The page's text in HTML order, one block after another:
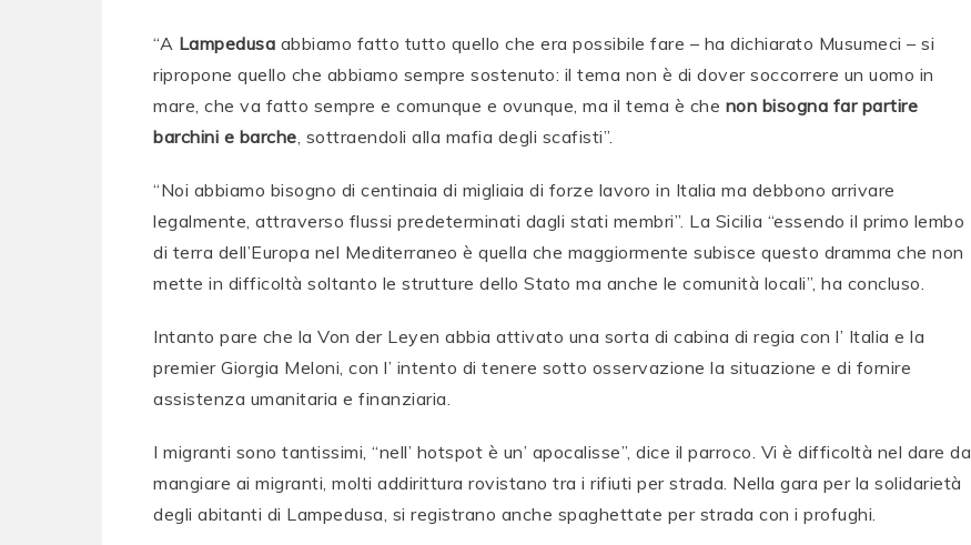
“A Lampedusa abbiamo fatto tutto quello che era possibile fare – ha dichiarato Musumeci – si
ripropone quello che abbiamo sempre sostenuto: il tema non è di dover soccorrere un uomo in
mare, che va fatto sempre e comunque e ovunque, ma il tema è che non bisogna far partire
barchini e barche, sottraendoli alla mafia degli scafisti”.
“Noi abbiamo bisogno di centinaia di migliaia di forze lavoro in Italia ma debbono arrivare
legalmente, attraverso flussi predeterminati dagli stati membri”. La Sicilia “essendo il primo lembo
di terra dell’Europa nel Mediterraneo è quella che maggiormente subisce questo dramma che non
mette in difficoltà soltanto le strutture dello Stato ma anche le comunità locali”, ha concluso.
Intanto pare che la Von der Leyen abbia attivato una sorta di cabina di regia con l’ Italia e la
premier Giorgia Meloni, con l’ intento di tenere sotto osservazione la situazione e di fornire
assistenza umanitaria e finanziaria.
I migranti sono tantissimi, “nell’ hotspot è un’ apocalisse”, dice il parroco. Vi è difficoltà nel dare da
mangiare ai migranti, molti addirittura rovistano tra i rifiuti per strada. Nella gara per la solidarietà
degli abitanti di Lampedusa, si registrano anche spaghettate per strada con i profughi.